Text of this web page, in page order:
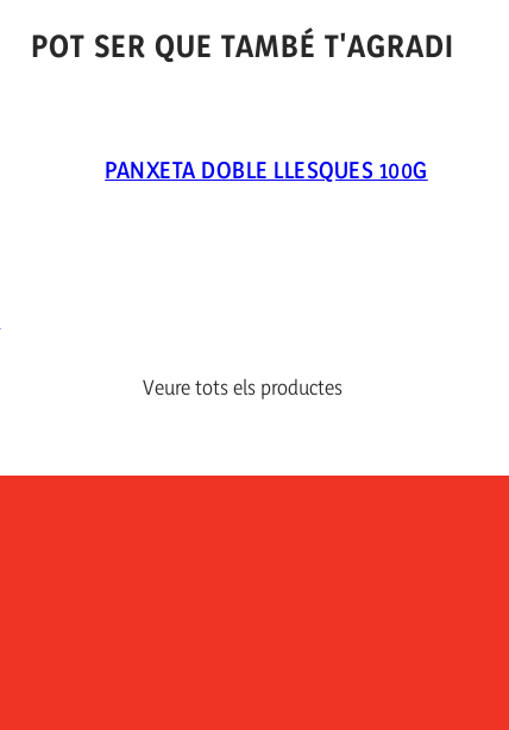
POT SER QUE TAMBÉ T'AGRADI
PANXETA DOBLE LLESQUES 100G
Veure tots els productes